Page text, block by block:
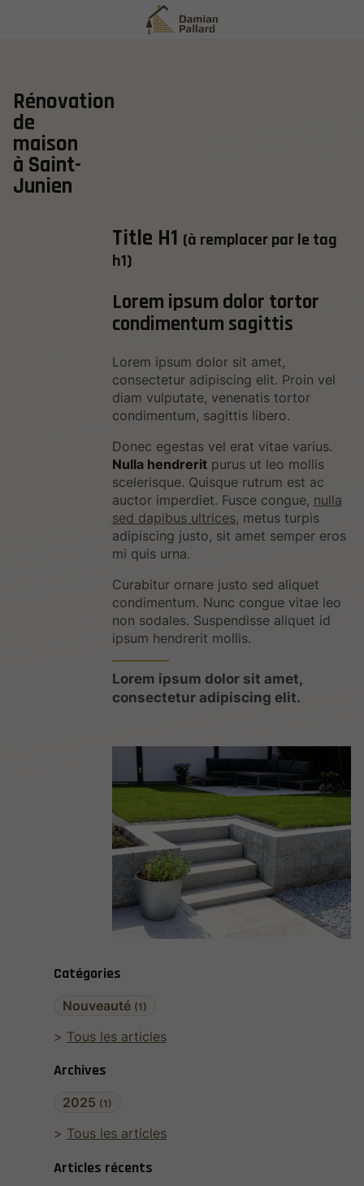
Catégories
Nouveauté (1)
Tous les articles
Archives
2025 (1)
Tous les articles
Articles récents
Rénovation
de
maison
à Saint-
Junien
Title H1 (à remplacer par le tag
h1)
Lorem ipsum dolor tortor
condimentum sagittis
Lorem ipsum dolor sit amet,
consectetur adipiscing elit. Proin vel
diam vulputate, venenatis tortor
condimentum, sagittis libero.
Donec egestas vel erat vitae varius.
Nulla hendreritpurus ut leo mollis
scelerisque. Quisque rutrum est ac
auctor imperdiet. Fusce congue, nulla
sed dapibus ultrices, metus turpis
adipiscing justo, sit amet semper eros
mi quis urna.
Curabitur ornare justo sed aliquet
condimentum. Nunc congue vitae leo
non sodales. Suspendisse aliquet id
ipsum hendrerit mollis.
Lorem ipsum dolor sit amet,
consectetur adipiscing elit.